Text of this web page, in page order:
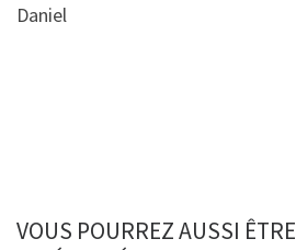
Daniel
VOUS POURREZ AUSSI ÊTRE